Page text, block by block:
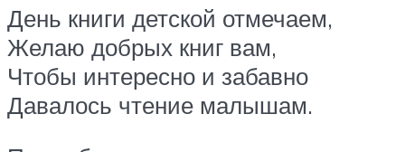
День книги детской отмечаем,
Желаю добрых книг вам,
Чтобы интересно и забавно
Давалось чтение малышам.